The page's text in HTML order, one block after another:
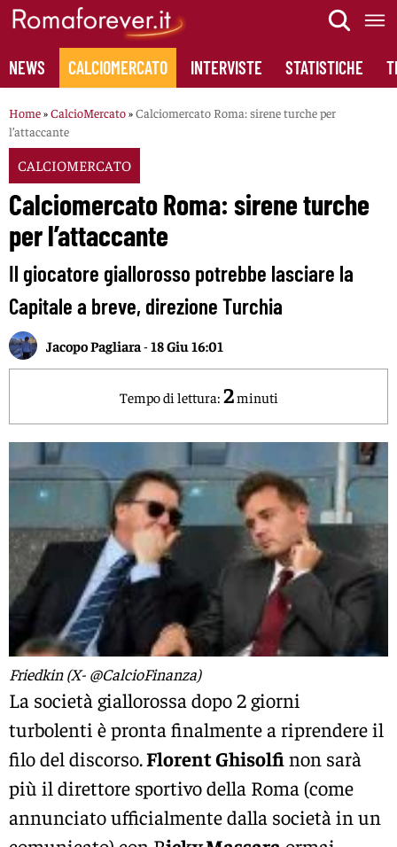
Skip
content
NEWS CALCIOMERCATO INTERVISTE STATISTICHE
Home»CalcioMercato»Calciomercato Roma: sirene turche per
l’attaccante
CALCIOMERCATO
Calciomercato Roma: sirene turche
per l’attaccante
Il giocatore giallorosso potrebbe lasciare la
Capitale a breve, direzione Turchia
Jacopo Pagliara -18 Giu 16:01
Tempo di lettura: 2minuti
Friedkin (X- @CalcioFinanza)
La società giallorossa dopo 2 giorni
turbolenti è pronta finalmente a riprendere il
filo del discorso.Florent Ghisolfinon sarà
più il direttore sportivo della Roma (come
annunciato ufficialmente dalla società in un